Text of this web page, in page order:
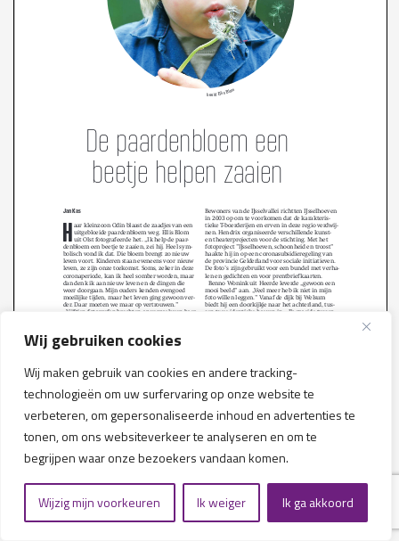
Wij gebruiken cookies
Wij maken gebruik van cookies en andere tracking-
technologieën om uw surfervaring op onze website te
verbeteren, om gepersonaliseerde inhoud en advertenties te
tonen, om ons websiteverkeer te analyseren en om te
begrijpen waar onze bezoekers vandaan komen.
Wijzig mijn voorkeuren Ik weiger Ik ga akkoord
Publicatie afkomstig uit MONUMENTAAL, veelzijdig
magazine over cultureel erfgoed in Nederland en
Vreedenhorst in Vreeland. December 2020.